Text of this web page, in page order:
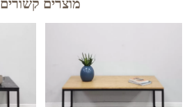
מוצרים קשורים